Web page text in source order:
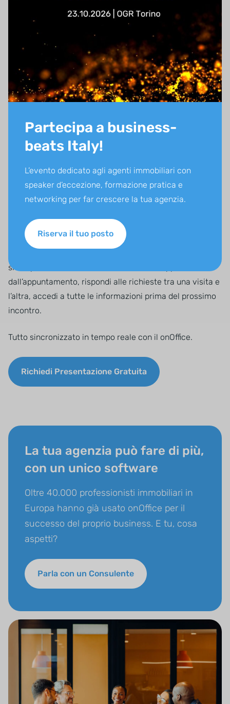
La tua agenzia sempre con te
smartphone. Carica le foto dell’immobile appena uscito
dall’appuntamento, rispondi alle richieste tra una visita e
l’altra, accedi a tutte le informazioni prima del prossimo
incontro.
Tutto sincronizzato in tempo reale con il onOffice.
Richiedi Presentazione Gratuita
La tua agenzia può fare di più,
con un unico software
Oltre 40.000 professionisti immobiliari in
Europa hanno già usato onOffice per il
successo del proprio business. E tu, cosa
aspetti?
Parla con un Consulente
Partecipa a business-
beats Italy!
L’evento dedicato agli agenti immobiliari con
speaker d’eccezione, formazione pratica e
networking per far crescere la tua agenzia.
Riserva il tuo posto